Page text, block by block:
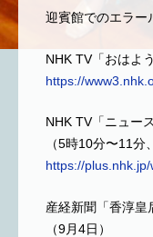
迎賓館でのエラー
NHK TV「おはよ
https://
NHK TV「ニュー
（5時10分〜11分
https://
産経新聞「香淳
（9月4日）